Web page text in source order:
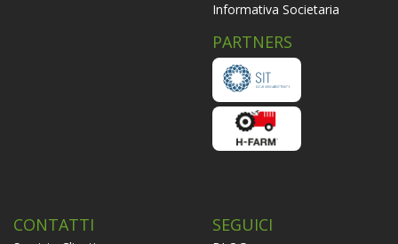
Informativa Societaria
PARTNERS
CONTATTI SEGUICI